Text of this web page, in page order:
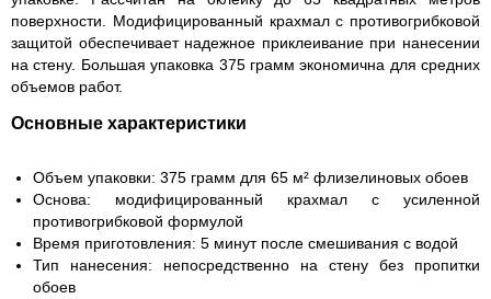
поверхности. Модифицированный крахмал с противогрибковой
защитой обеспечивает надежное приклеивание при нанесении
на стену. Большая упаковка 375 грамм экономична для средних
объемов работ.
Основные характеристики
Объем упаковки: 375 грамм для 65 м² флизелиновых обоев
Основа: модифицированный крахмал с усиленной
противогрибковой формулой
Время приготовления: 5 минут после смешивания с водой
Тип нанесения: непосредственно на стену без пропитки
обоев